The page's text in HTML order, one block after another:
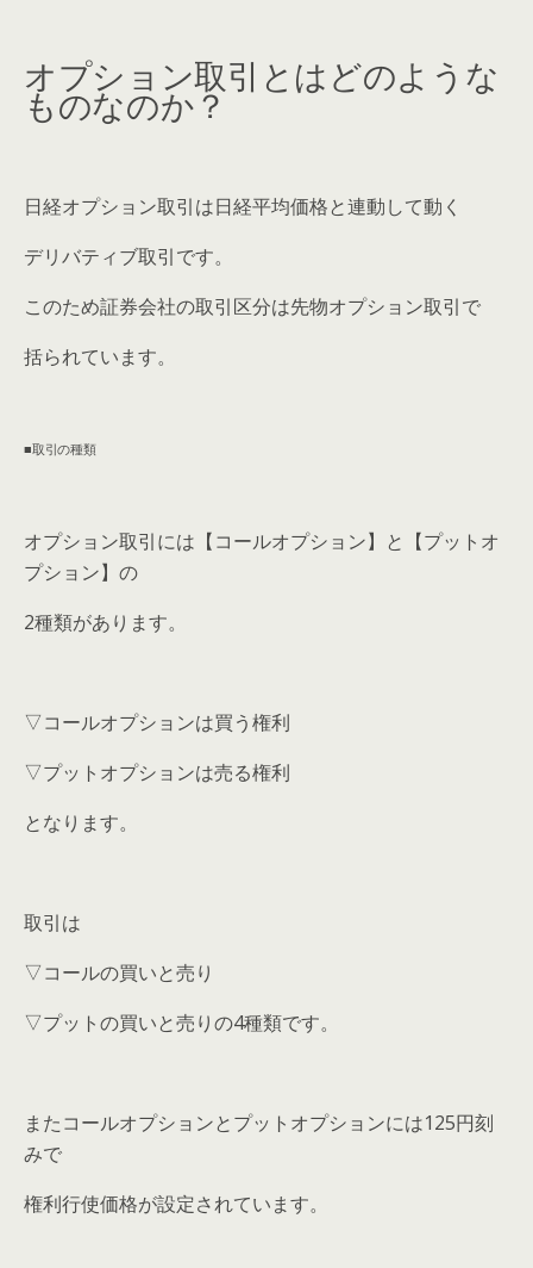
オプション取引とはどのような
ものなのか？
日経オプション取引は日経平均価格と連動して動く
デリバティブ取引です。
このため証券会社の取引区分は先物オプション取引で
括られています。
■取引の種類
オプション取引には【コールオプション】と【プットオ
プション】の
2種類があります。
▽コールオプションは買う権利
▽プットオプションは売る権利
となります。
取引は
▽コールの買いと売り
▽プットの買いと売りの4種類です。
またコールオプションとプットオプションには125円刻
みで
権利行使価格が設定されています。